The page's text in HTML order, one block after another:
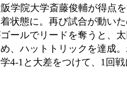
学院大学斎藤俊輔が得点
状態に。再び試合が動い
ールでリードを奪うと、
、ハットトリックを達成
4-1と大差をつけて、1回